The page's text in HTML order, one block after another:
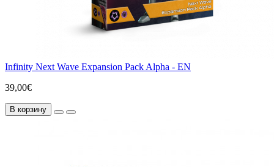
Infinity Next Wave Expansion Pack Alpha - EN
39,00€
В корзину